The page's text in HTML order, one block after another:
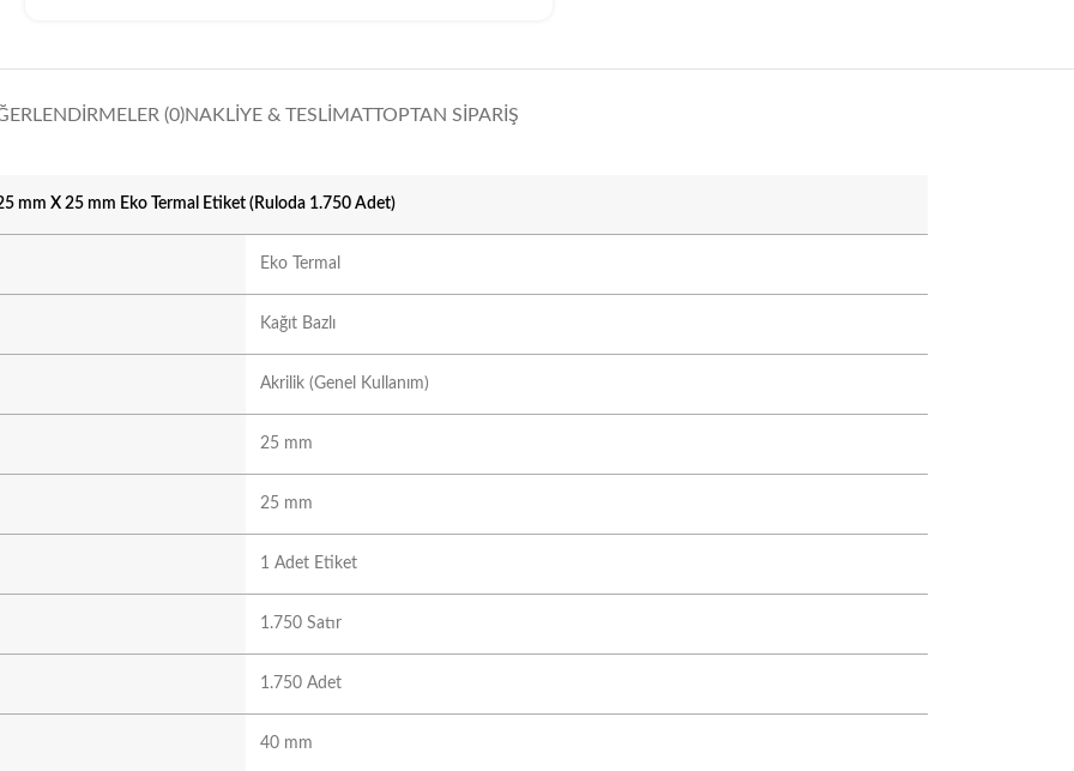
(0)NAKLIYE & TESLIMATTOPTAN SIPARIŞ
mm X 25 mm Eko Termal Etiket (Ruloda 1.750 Adet)
Eko Termal
Kağıt Bazlı
Akrilik (Genel Kullanım)
25 mm
25 mm
1 Adet Etiket
1.750 Satır
1.750 Adet
40 mm